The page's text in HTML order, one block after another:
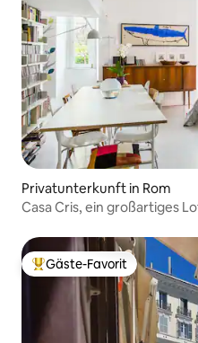
Privatunterkunft in Rom
Casa Cris, ein großartiges
Beliebter Gäste-Favorit.
Gäste-Favorit